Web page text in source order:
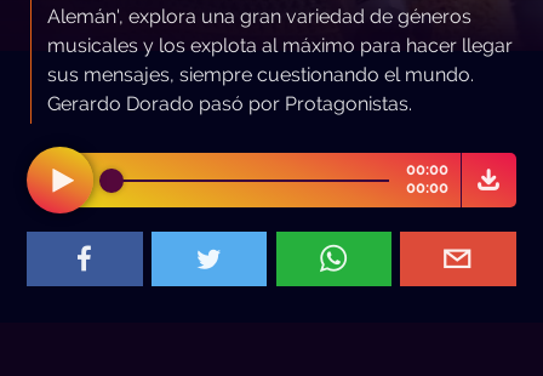
Alemán', explora una gran variedad de géneros
musicales y los explota al máximo para hacer llegar
sus mensajes, siempre cuestionando el mundo.
Gerardo Dorado pasó por Protagonistas.
00:00
00:00